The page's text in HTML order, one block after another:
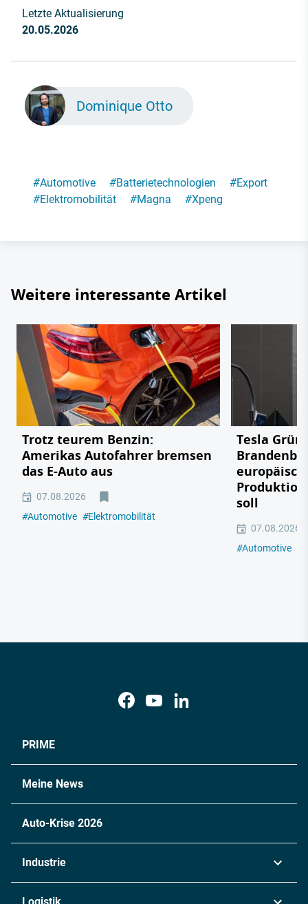
Letzte Aktualisierung
20.05.2026
Dominique Otto
#Automotive #Batterietechnologien #Export
#Elektromobilität #Magna #Xpeng
Weitere interessante Artikel
Trotz teurem Benzin:
Amerikas Autofahrer bremsen
das E-Auto aus
07.08.2026
#Automotive #Elektromobilität
Tesla
soll
07.08.2026
#Automotive
PRIME
Meine News
Auto-Krise 2026
Industrie